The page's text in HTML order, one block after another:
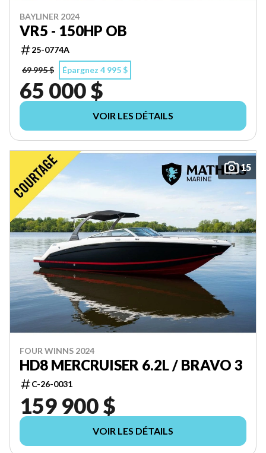
BAYLINER 2024
VR5 - 150HP OB
25-0774A
69 995 $
Épargnez 4 995 $
65 000 $
VOIR LES DÉTAILS
15
FOUR WINNS 2024
HD8 MERCRUISER 6.2L / BRAVO 3
C-26-0031
159 900 $
VOIR LES DÉTAILS